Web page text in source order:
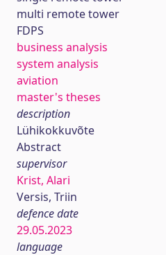
multi remote tower
FDPS
business analysis
system analysis
aviation
master's theses
description
Lühikokkuvõte
Abstract
supervisor
Krist, Alari
Versis, Triin
defence date
29.05.2023
language